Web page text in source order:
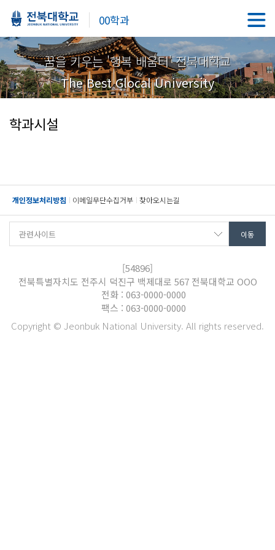
00학과
꿈을 키우는 '행복 배움터' 전북대학교
The Best Glocal University
학과시설
개인정보처리방침 이메일무단수집거부 찾아오시는길
[54896]
전북특별자치도 전주시 덕진구 백제대로 567 전북대학교 OOO
전화 : 063-0000-0000
팩스 : 063-0000-0000
Copyright © Jeonbuk National University. All rights reserved.